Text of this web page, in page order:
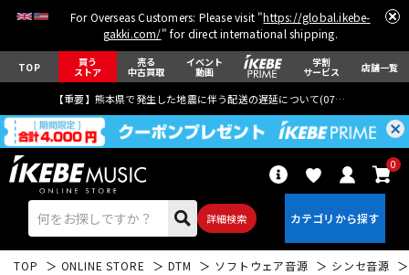
For Overseas Customers: Please visit "https://global.ikebe-
gakki.com/" for direct international shipping.
TOP 買う
ストア
売る
中古買取
イベント
動画
学割
サービス 店舗一覧
【重要】熊本県で発生した地震に伴う配送の遅延について(07月29日
詳細検索
0
TOP ONLINE STORE DTM ソフトウェア音源 シンセ音源